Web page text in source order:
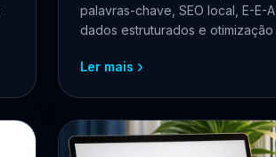
palavras-chave, SEO local, E-E-
dados estruturados e otimização
Ler mais